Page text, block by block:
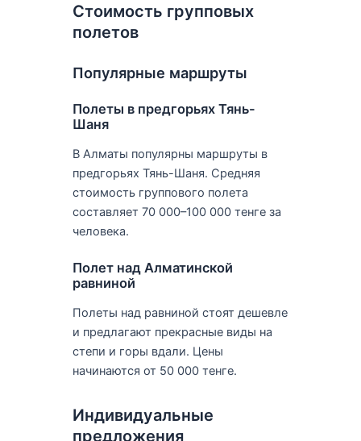
Стоимость групповых
полетов
Популярные маршруты
Полеты в предгорьях Тянь-
Шаня
В Алматы популярны маршруты в
предгорьях Тянь-Шаня. Средняя
стоимость группового полета
составляет 70 000–100 000 тенге за
человека.
Полет над Алматинской
равниной
Полеты над равниной стоят дешевле
и предлагают прекрасные виды на
степи и горы вдали. Цены
начинаются от 50 000 тенге.
Индивидуальные
предложения